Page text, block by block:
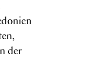
der